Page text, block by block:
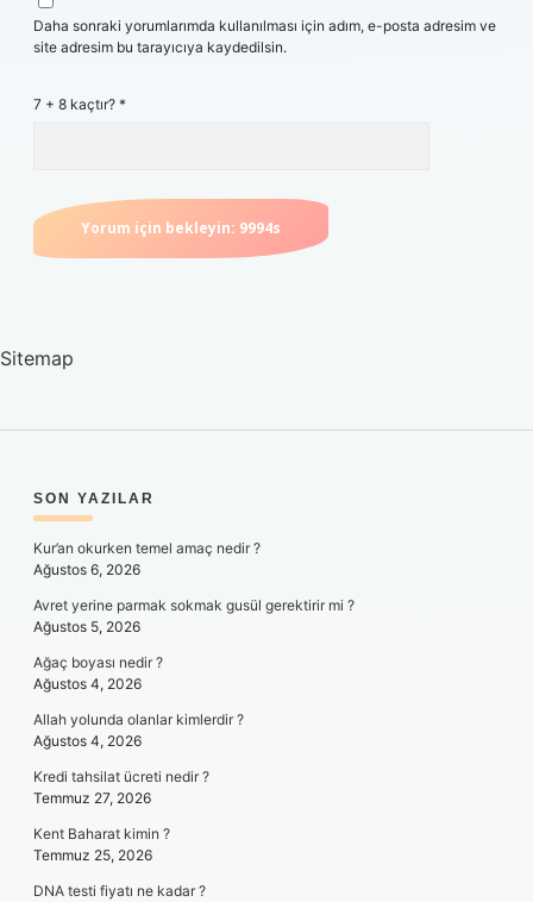
Daha sonraki yorumlarımda kullanılması için adım, e-posta adresim ve
site adresim bu tarayıcıya kaydedilsin.
7 + 8 kaçtır? *
Sitemap
SIDEBAR
SON YAZILAR
Kur’an okurken temel amaç nedir ?
Ağustos 6, 2026
Avret yerine parmak sokmak gusül gerektirir mi ?
Ağustos 5, 2026
Ağaç boyası nedir ?
Ağustos 4, 2026
Allah yolunda olanlar kimlerdir ?
Ağustos 4, 2026
Kredi tahsilat ücreti nedir ?
Temmuz 27, 2026
Kent Baharat kimin ?
Temmuz 25, 2026
DNA testi fiyatı ne kadar ?